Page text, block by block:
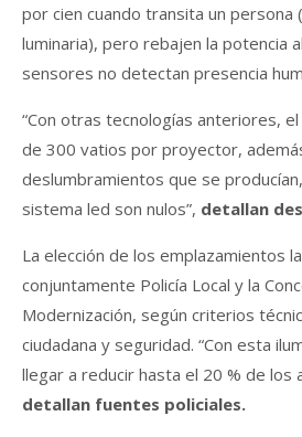
por cien cuando transita un persona
luminaria), pero rebajen la potencia
sensores no detectan presencia
“Con otras tecnologías anteriores,
de 300 vatios por proyector,
deslumbramientos que se
sistema led son nulos”, detallan
La elección de los emplazamientos
conjuntamente Policía Local y la
Modernización, según criterios
ciudadana y seguridad. “Con esta
llegar a reducir hasta el 20 % de los
detallan fuentes policiales.